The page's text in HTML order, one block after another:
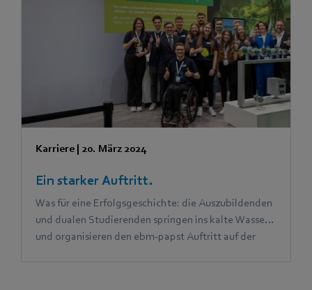
täglichen Aufgaben unterstützt.
Karriere | 20. März 2024
Ein starker Auftritt.
Was für eine Erfolgsgeschichte: die Auszubildenden
und dualen Studierenden springen ins kalte Wasser
und organisieren den ebm‑papst Auftritt auf der